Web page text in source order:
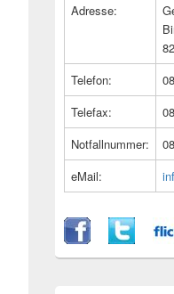
Adresse:
Telefon:
Telefax:
Notfallnummer:
eMail: